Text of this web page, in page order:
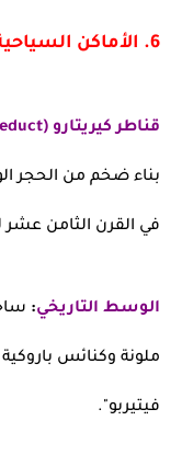
6. الأماكن السياحية:
قناطر كيريتارو (The Aqueduct):
في القرن الثامن عشر
الوسط التاريخي:
ملونة وكنائس
فيتيربو".